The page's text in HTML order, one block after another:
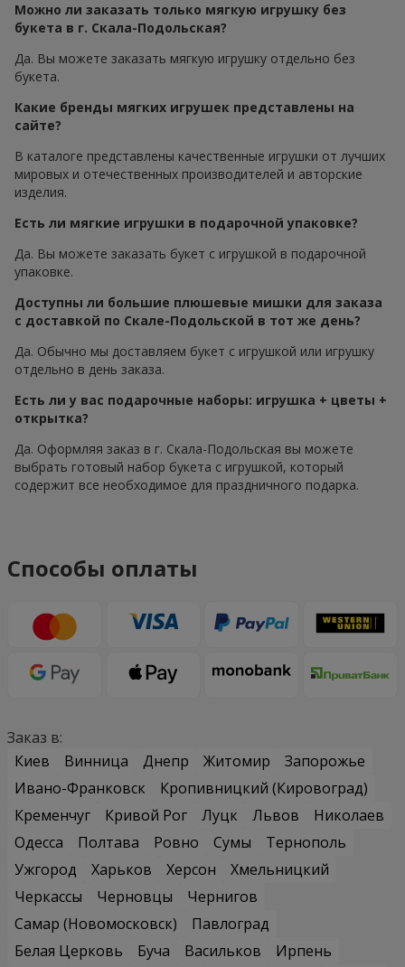
Можно ли заказать только мягкую игрушку без
букета в г. Скала-Подольская?
Да. Вы можете заказать мягкую игрушку отдельно без
букета.
Какие бренды мягких игрушек представлены на
сайте?
В каталоге представлены качественные игрушки от лучших
мировых и отечественных производителей и авторские
изделия.
Есть ли мягкие игрушки в подарочной упаковке?
Да. Вы можете заказать букет с игрушкой в подарочной
упаковке.
Доступны ли большие плюшевые мишки для заказа
с доставкой по Скале-Подольской в тот же день?
Да. Обычно мы доставляем букет с игрушкой или игрушку
отдельно в день заказа.
Есть ли у вас подарочные наборы: игрушка + цветы +
открытка?
Да. Оформляя заказ в г. Скала-Подольская вы можете
выбрать готовый набор букета с игрушкой, который
содержит все необходимое для праздничного подарка.
Способы оплаты
Заказ в:
Киев
Винница Днепр Житомир
Запорожье
Ивано-Франковск
Кропивницкий (Кировоград)
Кременчуг
Кривой Рог Луцк Львов
Николаев
Одесса
Полтава Ровно Сумы
Тернополь
Ужгород
Харьков Херсон
Хмельницкий
Черкассы
Черновцы
Чернигов
Самар (Новомосковск)
Павлоград
Белая Церковь
Буча Васильков
Ирпень